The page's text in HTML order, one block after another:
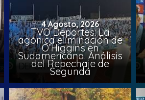
4 Agosto, 2026
TVO Deportes: La
agónica eliminación de
O’Higgins en
Sudamericana. Análisis
del Repechaje de
Segunda